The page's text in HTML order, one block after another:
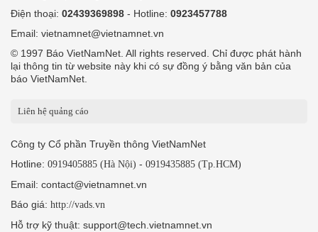
Điện thoại: 02439369898 - Hotline: 0923457788
Email: vietnamnet@vietnamnet.vn
© 1997 Báo VietNamNet. All rights reserved. Chỉ được phát hành
lại thông tin từ website này khi có sự đồng ý bằng văn bản của
báo VietNamNet.
Liên hệ quảng cáo
Công ty Cổ phần Truyền thông VietNamNet
Hotline: 0919405885 (Hà Nội) - 0919435885 (Tp.HCM)
Email: contact@vietnamnet.vn
Báo giá: http://vads.vn
Hỗ trợ kỹ thuật: support@tech.vietnamnet.vn